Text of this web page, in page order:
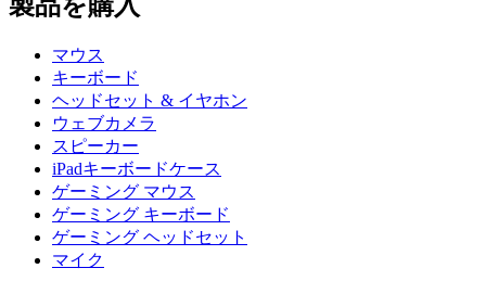
マウス
キーボード
ヘッドセット & イヤホン
ウェブカメラ
スピーカー
iPadキーボードケース
ゲーミング マウス
ゲーミング キーボード
ゲーミング ヘッドセット
マイク